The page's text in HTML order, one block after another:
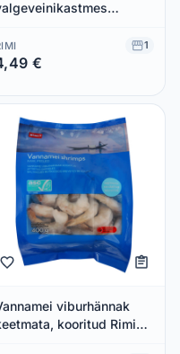
1
€
viburhännak
kooritud Rimi